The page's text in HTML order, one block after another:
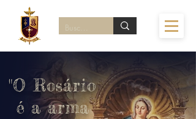
"O Rosário
é a arma